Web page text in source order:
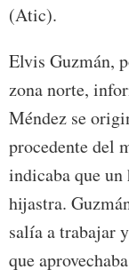
(Atic).
Elvis Guzmán,
zona norte,
Méndez se
procedente del
indicaba que un
hijastra.
salía a trabajar
que